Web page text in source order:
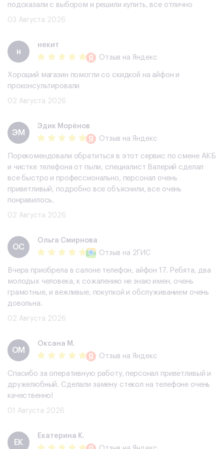
подсказали с выбором и решили купить, все отлично
03 Августа 2026
н
некит
Отзыв на Яндекс
Хороший магазин помогли со скидкой на айфон и
проконсультировали
02 Августа 2026
ЭМ
Эдик Морёнов
Отзыв на Яндекс
Порекомендовали обратиться в этот сервис по смене АКБ
и чистке телефона от пыли, специалист Валерий сделал
все быстро и профессионально, персонал очень
приветливый, подробно все объяснили, все очень
понравилось.
02 Августа 2026
ОС
Ольга Смирнова
Отзыв на 2ГИС
Вчера приобрела в салоне телефон, айфон 17. Ребята, два
молодых человека, к сожалению не знаю имен, очень
грамотные, и вежливые, покупкой и обслуживанием очень
довольна.
02 Августа 2026
ОМ
Оксана М.
Отзыв на Яндекс
Спасибо за оперативную работу, персонал приветливый и
дружелюбный. Сделали замену стекол на телефоне очень
качественно!
01 Августа 2026
ЕК
Екатерина К.